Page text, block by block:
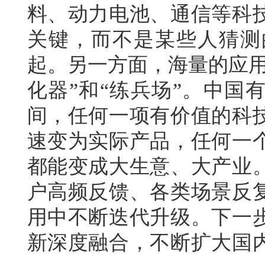
料、动力电池、通信等科
关键，而不是某些人猜
起。另一方面，海量的应
化器”和“练兵场”。中国
间，任何一项有价值的科
速变为实际产品，任何一
都能变成大生意、大产业
户高频反馈、各类场景反
用中不断迭代升级。下一
新深度融合，不断扩大国